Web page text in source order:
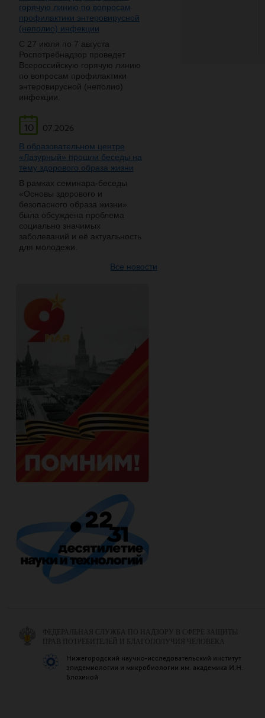
горячую линию по вопросам
профилактики энтеровирусной
(неполио) инфекции
С 27 июля по 7 августа
Роспотребнадзор проведет
Всероссийскую горячую линию
по вопросам профилактики
энтеровирусной (неполио)
инфекции.
10
07.2026
В образовательном центре
«Лазурный» прошли беседы на
тему здорового образа жизни
В рамках семинара-беседы
«Основы здорового и
безопасного образа жизни»
была обсуждена проблема
социально значимых
заболеваний и её актуальность
для молодежи.
Все новости
ФЕДЕРАЛЬНАЯ СЛУЖБА ПО НАДЗОРУ В СФЕРЕ ЗАЩИТЫ
ПРАВ ПОТРЕБИТЕЛЕЙ И БЛАГОПОЛУЧИЯ ЧЕЛОВЕКА
Нижегородский научно-исследовательский институт
эпидемиологии и микробиологии им. академика И.Н.
Блохиной